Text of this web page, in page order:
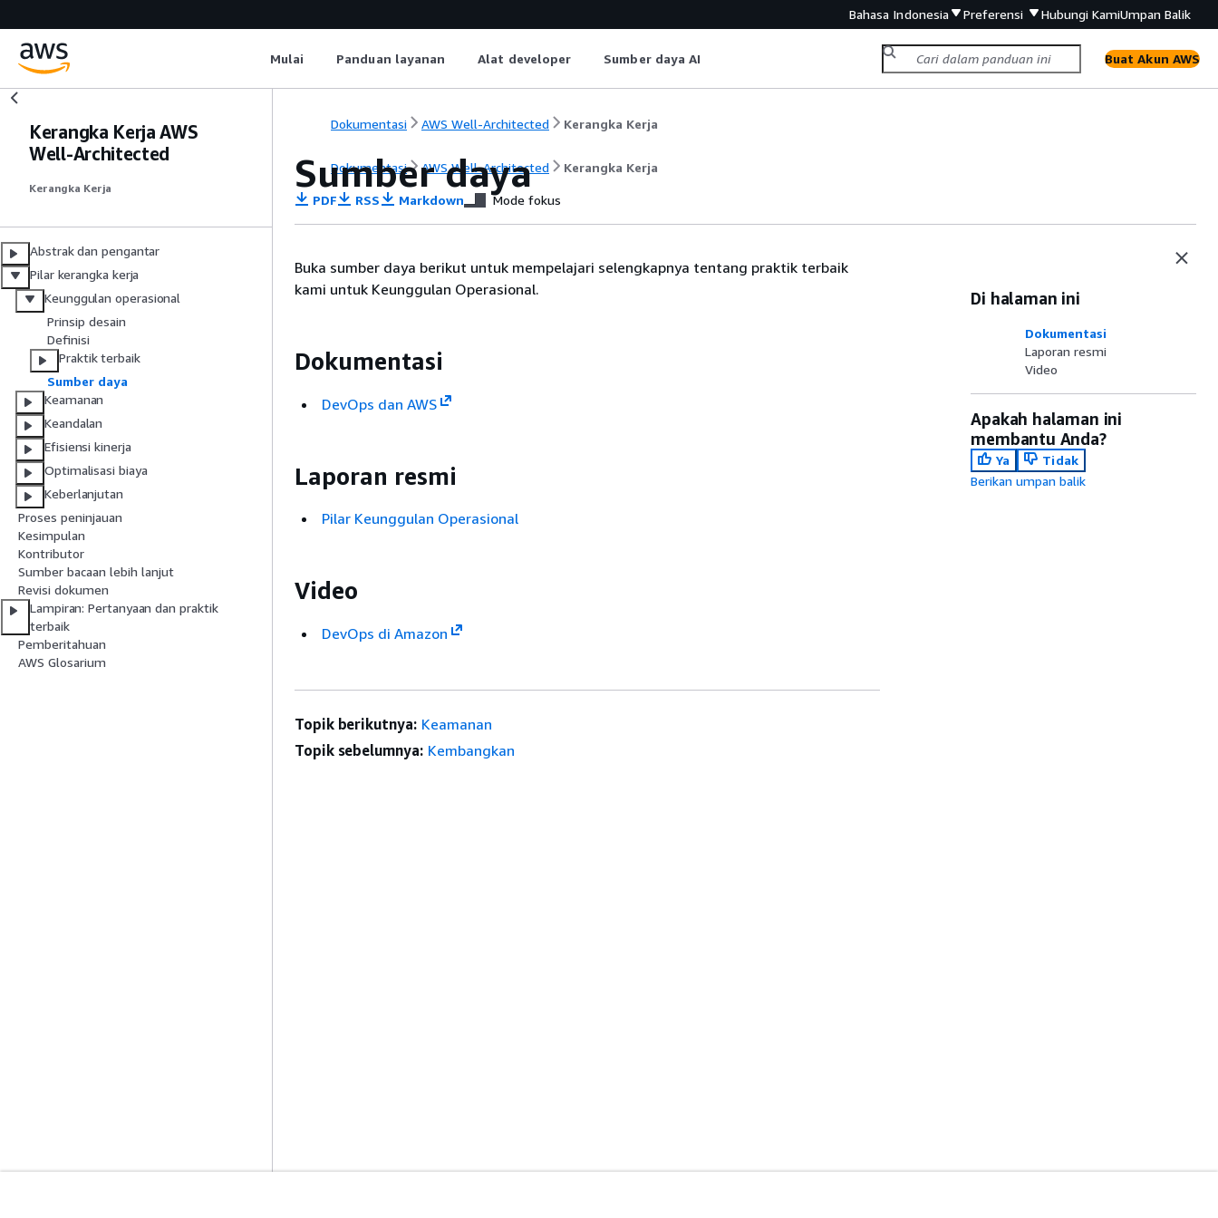
Bahasa Indonesia Preferensi Hubungi KamiUmpan Balik
Mulai Panduan layanan Alat developer Sumber daya AI Buat Akun AWS
Kerangka Kerja AWS
Well-Architected
Kerangka Kerja
Abstrak dan pengantar
Pilar kerangka kerja
Keunggulan operasional
Prinsip desain
Definisi
Praktik terbaik
Sumber daya
Keamanan
Keandalan
Efisiensi kinerja
Optimalisasi biaya
Keberlanjutan
Proses peninjauan
Kesimpulan
Kontributor
Sumber bacaan lebih lanjut
Revisi dokumen
Lampiran: Pertanyaan dan praktik
terbaik
Pemberitahuan
AWS Glosarium
Dokumentasi AWS Well-Architected Kerangka Kerja
Dokumentasi AWS Well-Architected Kerangka Kerja
Sumber daya
PDF RSS Markdown Mode fokus
Buka sumber daya berikut untuk mempelajari selengkapnya tentang praktik terbaik
kami untuk Keunggulan Operasional.
Dokumentasi
DevOps dan AWS
Laporan resmi
Pilar Keunggulan Operasional
Video
DevOps di Amazon
Di halaman ini
Dokumentasi
Laporan resmi
Video
Apakah halaman ini
membantu Anda?
Ya
Tidak
Berikan umpan balik
Topik berikutnya: Keamanan
Topik sebelumnya: Kembangkan